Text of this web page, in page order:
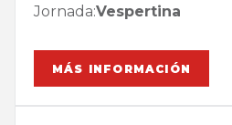
Jornada:Vespertina
MÁS INFORMACIÓN